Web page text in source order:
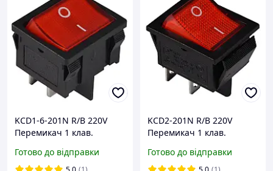
KCD1-6-201N R/B 220V
Перемикач 1 клав.
підсвічуванням
Готово до відправки
KCD2-201N R/B 220V
Перемикач 1 клав.
підсвічуванням
Готово до відправки